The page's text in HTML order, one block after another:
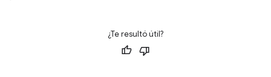
¿Te resultó útil?